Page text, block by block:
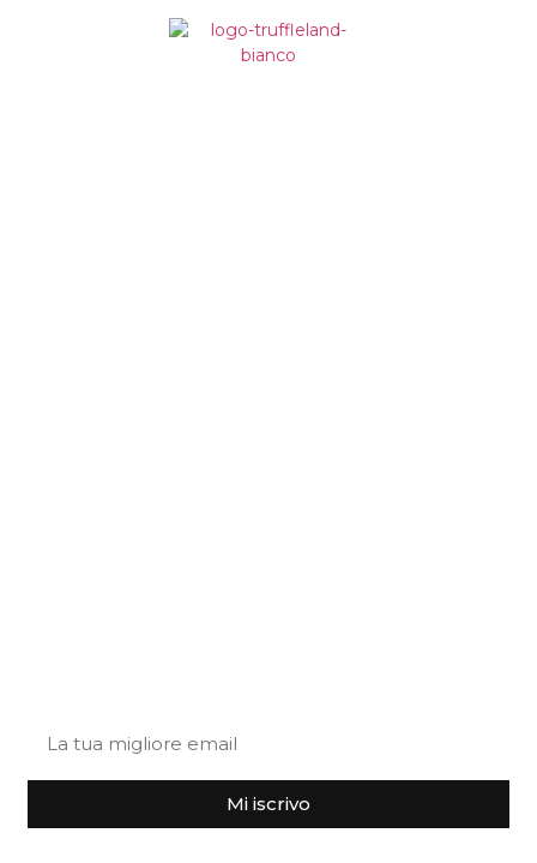
Mi iscrivo